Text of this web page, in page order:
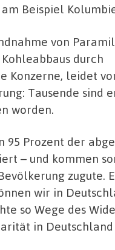
Beispiel
von
durch
Konzerne, leidet
Tausende sind
worden.
95 Prozent der
– und kommen
zugute.
wir in
so Wege des
in